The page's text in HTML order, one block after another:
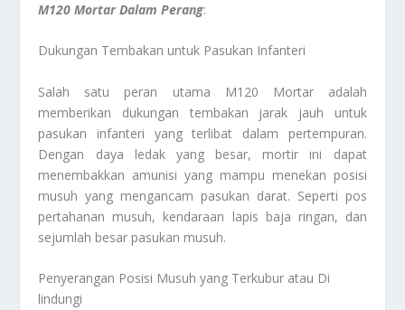
M120 Mortar Dalam Perang:
Dukungan Tembakan untuk Pasukan Infanteri
Salah satu peran utama M120 Mortar adalah
memberikan dukungan tembakan jarak jauh untuk
pasukan infanteri yang terlibat dalam pertempuran.
Dengan daya ledak yang besar, mortir ini dapat
menembakkan amunisi yang mampu menekan posisi
musuh yang mengancam pasukan darat. Seperti pos
pertahanan musuh, kendaraan lapis baja ringan, dan
sejumlah besar pasukan musuh.
Penyerangan Posisi Musuh yang Terkubur atau Di
lindungi